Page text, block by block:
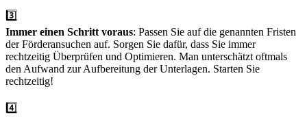
3️⃣
Immer einen Schritt voraus: Passen Sie auf die genannten Fristen
der Förderansuchen auf. Sorgen Sie dafür, dass Sie immer
rechtzeitig Überprüfen und Optimieren. Man unterschätzt oftmals
den Aufwand zur Aufbereitung der Unterlagen. Starten Sie
rechtzeitig!
4️⃣